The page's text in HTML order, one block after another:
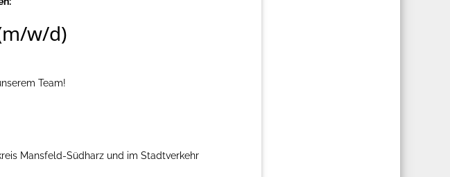
w/d)
Team!
Mansfeld-Südharz und im Stadtverkehr